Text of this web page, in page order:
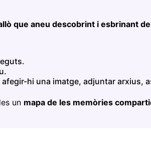
que aneu descobrint i esbrinant
in new tab)
hi una imatge, adjuntar arxius,
un mapa de les memòries